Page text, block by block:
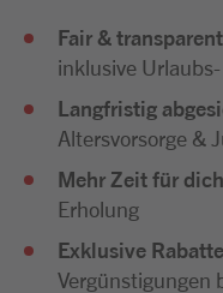
Fair &
inklusive
Langfristig
Altersvorsorge &
Mehr Zeit für
Erholung
Exklusive
Vergünstigungen